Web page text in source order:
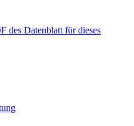
des Datenblatt für dieses